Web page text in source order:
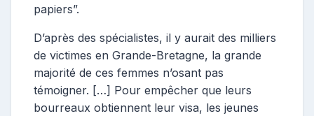
papiers”.
D’après des spécialistes, il y aurait des milliers
de victimes en Grande-Bretagne, la grande
majorité de ces femmes n’osant pas
témoigner. […] Pour empêcher que leurs
bourreaux obtiennent leur visa, les jeunes